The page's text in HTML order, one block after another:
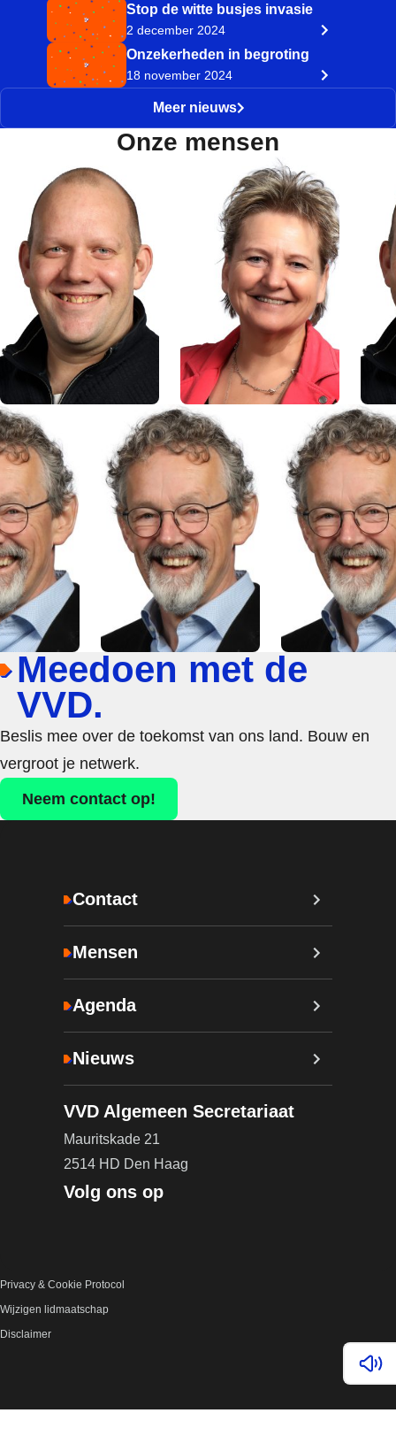
Stop de witte busjes invasie
2 december 2024
Onzekerheden in begroting
18 november 2024
Meer nieuws
Onze mensen
Lees
Meedoen met de
VVD.
Beslis mee over de toekomst van ons land. Bouw en
vergroot je netwerk.
Neem contact op!
Contact
Mensen
Agenda
Nieuws
VVD Algemeen Secretariaat
Mauritskade 21
2514 HD Den Haag
Volg ons op
Privacy & Cookie Protocol
Wijzigen lidmaatschap
Disclaimer